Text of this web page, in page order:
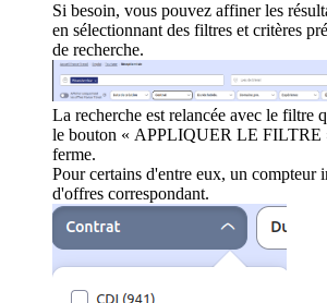
Si besoin, vous pouvez affiner les
en sélectionnant des filtres et critères
de recherche.
La recherche est relancée avec le filtre
le bouton « APPLIQUER LE FILTRE
ferme.
Pour certains d'entre eux, un compteur
d'offres correspondant.